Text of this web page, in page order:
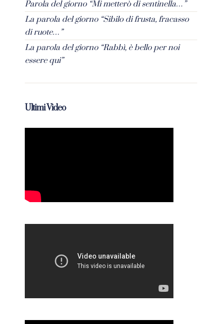
Parola del giorno “Mi metterò di sentinella…”
La parola del giorno “Sibilo di frusta, fracasso
di ruote…”
La parola del giorno “Rabbì, è bello per noi
essere qui”
Ultimi Video